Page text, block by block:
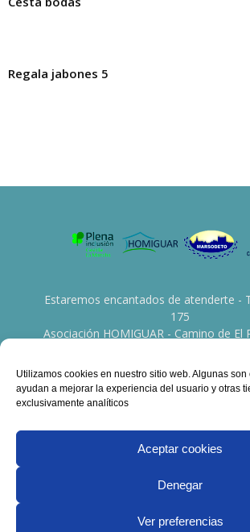
Utilizamos cookies en nuestro sitio web. Algunas
ayudan a mejorar la experiencia del usuario y otras
exclusivamente analíticos
Aceptar cookies
Denegar
Ver preferencias
Regala jabones 5
Estaremos encantados de atenderte -
175
Asociación HOMIGUAR - Camino de El
Contáctanos:
Desarrollo planealia